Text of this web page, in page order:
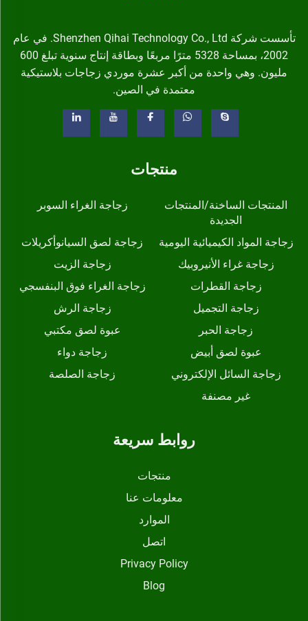
تأسست شركة Shenzhen Qihai Technology Co., Ltd. في عام
2002، بمساحة 5328 مترًا مربعًا وبطاقة إنتاج سنوية تبلغ 600
مليون. وهي واحدة من أكبر عشرة موردي زجاجات بلاستيكية
معتمدة في الصين.
منتجات
المنتجات الساخنة/المنتجات
الجديدة
زجاجة الغراء السوبر
زجاجة المواد الكيميائية اليومية
زجاجة لصق السيانوأكريلات
زجاجة غراء الأنيروبيك
زجاجة الزيت
زجاجة القطرات
زجاجة الغراء فوق البنفسجي
زجاجة التجميل
زجاجة الرش
زجاجة الحبر
عبوة لصق مكتبي
عبوة لصق أبيض
زجاجة دواء
زجاجة السائل الإلكتروني
زجاجة الصلصة
غير مصنفة
روابط سريعة
منتجات
معلومات عنا
الموارد
اتصل
Privacy Policy
Blog